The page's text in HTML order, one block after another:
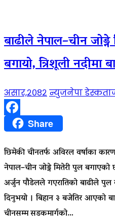
बाढीले नेपाल–चीन
बगायो, त्रिशूली नदीमा
असार,२०८२ न्युजनेपा डेस्क
FacebookShare
छिमेकी चीनतर्फ अविरल वर्षाका
नेपाल–चीन जोड्ने मितेरी पुल
अर्जुन पौडेलले गएरातिको बाढीले पुल
दिनुभयो । बिहान ३ बजेतिर आएको
चीनसम्म सडकमार्गको…